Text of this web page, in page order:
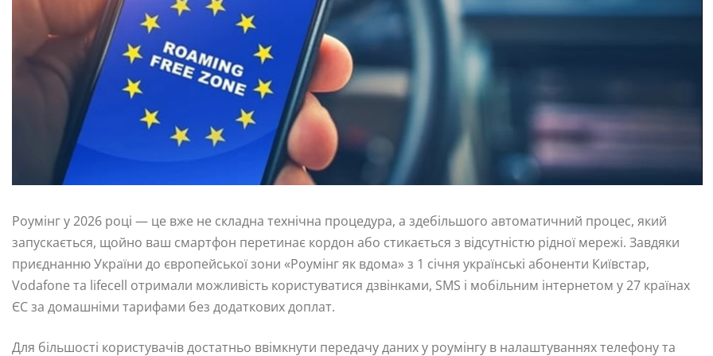
Роумінг у 2026 році — це вже не складна технічна процедура, а здебільшого автоматичний процес, який
запускається, щойно ваш смартфон перетинає кордон або стикається з відсутністю рідної мережі. Завдяки
приєднанню України до європейської зони «Роумінг як вдома» з 1 січня українські абоненти Київстар,
Vodafone та lifecell отримали можливість користуватися дзвінками, SMS і мобільним інтернетом у 27 країнах
ЄС за домашніми тарифами без додаткових доплат.
Для більшості користувачів достатньо ввімкнути передачу даних у роумінгу в налаштуваннях телефону та